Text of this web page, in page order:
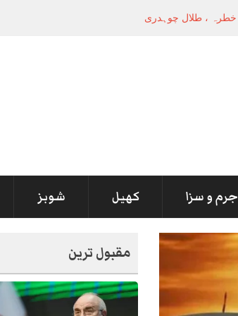
جرم و سزا کھیل شوبز
مقبول ترین